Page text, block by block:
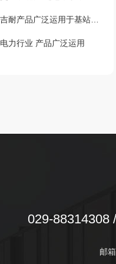
吉耐产品广泛运用于基站建设、光缆铺设等多个领域。
电力行业 产品广泛运用
029-88314308
邮